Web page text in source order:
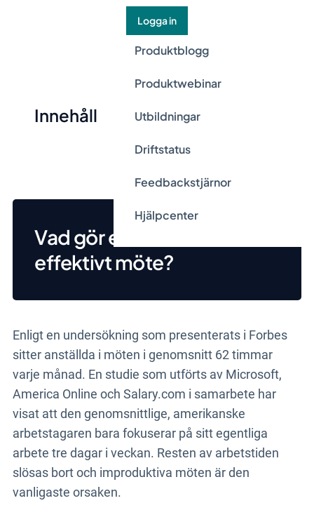
Logga in
Produktblogg
Produktwebinar
Utbildningar
Driftstatus
Feedbackstjärnor
Hjälpcenter
Innehåll
Vad gör ett möte till ett
effektivt möte?
Enligt en undersökning som presenterats i Forbes
sitter anställda i möten i genomsnitt 62 timmar
varje månad. En studie som utförts av Microsoft,
America Online och Salary.com i samarbete har
visat att den genomsnittlige, amerikanske
arbetstagaren bara fokuserar på sitt egentliga
arbete tre dagar i veckan. Resten av arbetstiden
slösas bort och improduktiva möten är den
vanligaste orsaken.